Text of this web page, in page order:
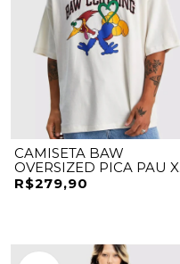
CAMISETA BAW
OVERSIZED PICA PAU X
WW
R$279,90